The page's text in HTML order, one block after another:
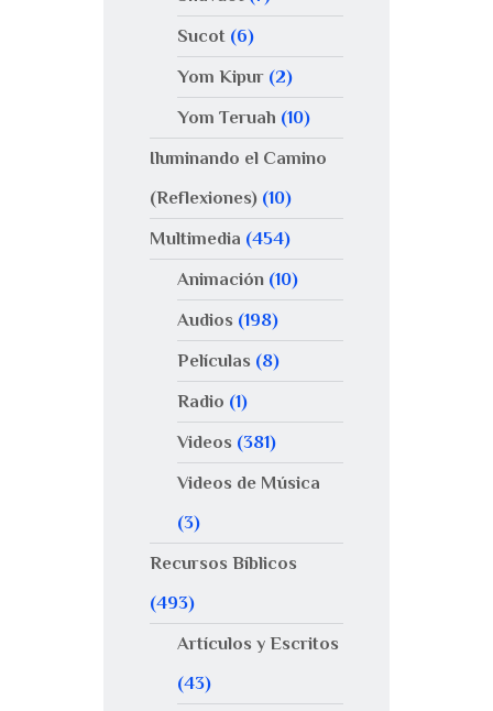
Sucot (6)
Yom Kipur(2)
Yom Teruah (10)
Iluminando el Camino
(Reflexiones) (10)
Multimedia (454)
Animación(10)
Audios (198)
Películas (8)
Radio (1)
Videos (381)
Videos de Música
(3)
Recursos Bíblicos
(493)
Artículos y Escritos
(43)